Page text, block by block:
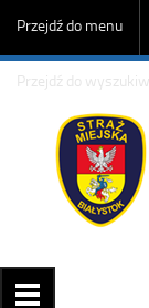
Przejdź do menu
Przejdź do